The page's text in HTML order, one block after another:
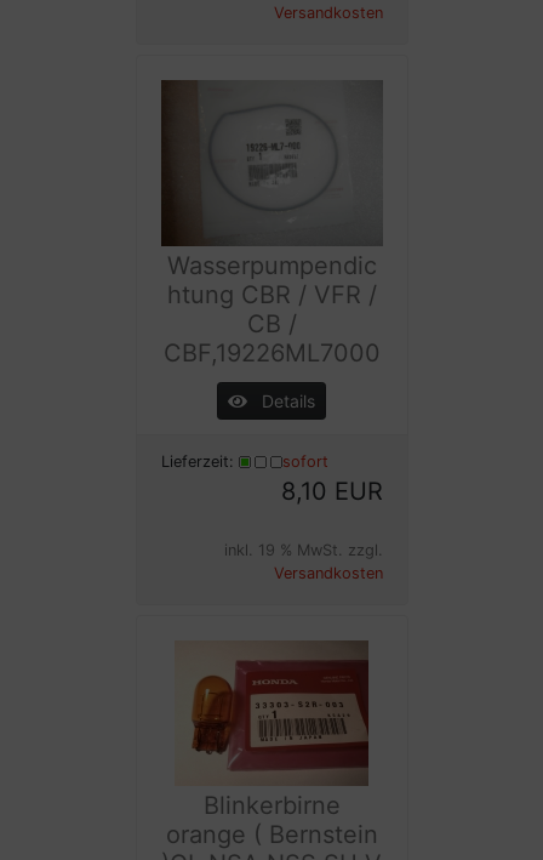
Versandkosten
Wasserpumpendic
htung CBR / VFR /
CB /
CBF,19226ML7000
Details
Lieferzeit: sofort
8,10 EUR
inkl. 19 % MwSt. zzgl.
Versandkosten
Blinkerbirne
orange ( Bernstein